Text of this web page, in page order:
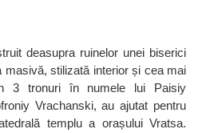
deasupra ruinelor unei biserici
masivă, stilizată interior și cea mai
3 tronuri în numele lui Paisiy
Vrachanski, au ajutat pentru
templu a orașului Vratsa.